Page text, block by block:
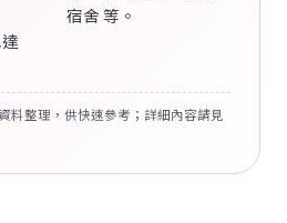
宿舍 等。
料整理，供快速參考；詳細內容請見